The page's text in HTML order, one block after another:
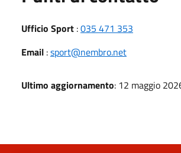
Ufficio Sport :035 471 353
Email :sport@nembro.net
Ultimo aggiornamento: 12 maggio